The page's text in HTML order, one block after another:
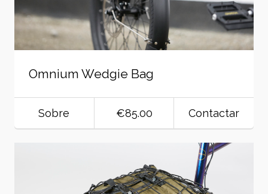
Omnium Wedgie Bag
Sobre €85.00 Contactar